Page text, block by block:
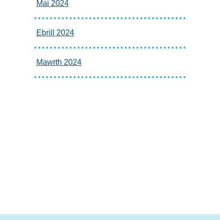
Mai 2024
Ebrill 2024
Mawrth 2024